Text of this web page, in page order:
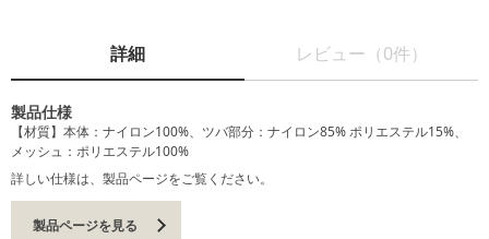
詳細 レビュー（0件）
製品仕様
【材質】本体：ナイロン100%、ツバ部分：ナイロン85% ポリエステル15%、
メッシュ：ポリエステル100%
詳しい仕様は、製品ページをご覧ください。
製品ページを見る